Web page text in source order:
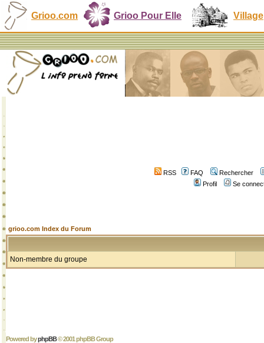
Grioo.com Grioo Pour Elle Village
RSS FAQ
Rechercher
Profil
Se
grioo.com Index du Forum
Non-membre du groupe
Powered byphpBB© 2001 phpBB Group